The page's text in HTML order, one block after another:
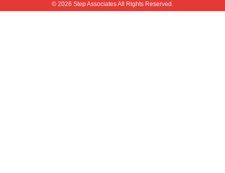
© 2026 Step Associates All Rights Reserved.